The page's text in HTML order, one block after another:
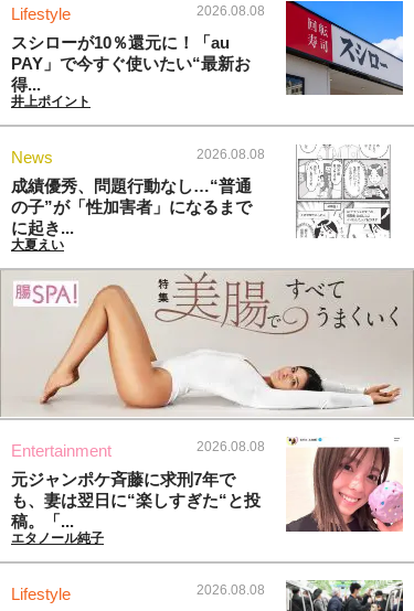
Lifestyle 2026.08.08
スシローが10％還元に！「au
PAY」で今すぐ使いたい“最新お
得...
井上ポイント
News 2026.08.08
成績優秀、問題行動なし…“普通
の子”が「性加害者」になるまで
に起き...
大夏えい
Entertainment 2026.08.08
元ジャンポケ斉藤に求刑7年で
も、妻は翌日に“楽しすぎた“と投
稿。「...
エタノール純子
Lifestyle 2026.08.08